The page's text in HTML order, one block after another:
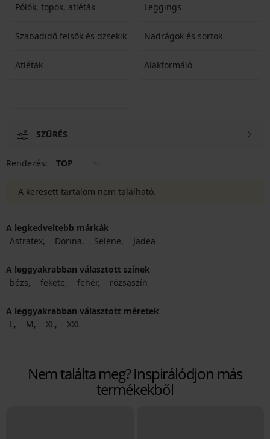
Pólók, topok, atléták Leggings
Szabadidő felsők és dzsekik Nadrágok és sortok
Atléták Alakformáló
SZŰRÉS
Rendezés: TOP
A keresett tartalom nem található.
A legkedveltebb márkák
Astratex
Dorina Selene Jadea
A leggyakrabban választott színek
bézs
fekete fehér rózsaszín
A leggyakrabban választott méretek
L
M XL XXL
Nem találta meg? Inspirálódjon más
termékekből